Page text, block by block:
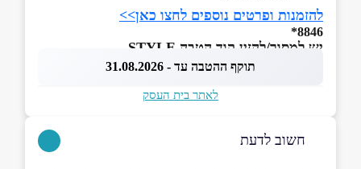
להזמנות ופרטים נוספים לחצו כאן>>
8846*
יש למסור/להזין קוד הטבה STYLE
תוקף ההטבה עד - 31.08.2026
לאתר בית העסק
חשוב לדעת